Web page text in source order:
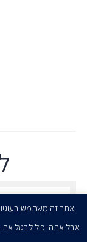
אני מאשר/ת בזאת
אתר זה משתמש
אבל אתה יכול לבטל